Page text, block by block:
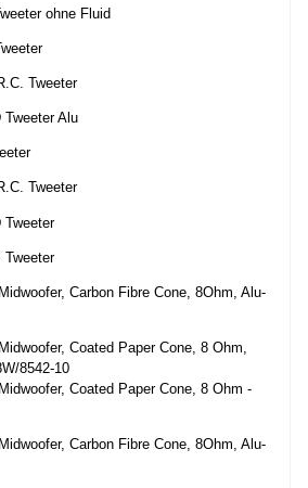
ohne Fluid
Tweeter
Tweeter Alu
Tweeter
Tweeter
Tweeter
Carbon Fibre Cone, 8Ohm, Alu-
Coated Paper Cone, 8 Ohm,
8542-10
Coated Paper Cone, 8 Ohm -
Carbon Fibre Cone, 8Ohm, Alu-